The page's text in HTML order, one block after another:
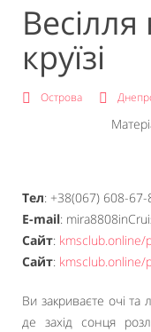
круїзі
Острова
Тел: +38(067) 608-67-
E-mail:
Сайт:
Сайт:
Ви закриваєте очі та
де захід сонця